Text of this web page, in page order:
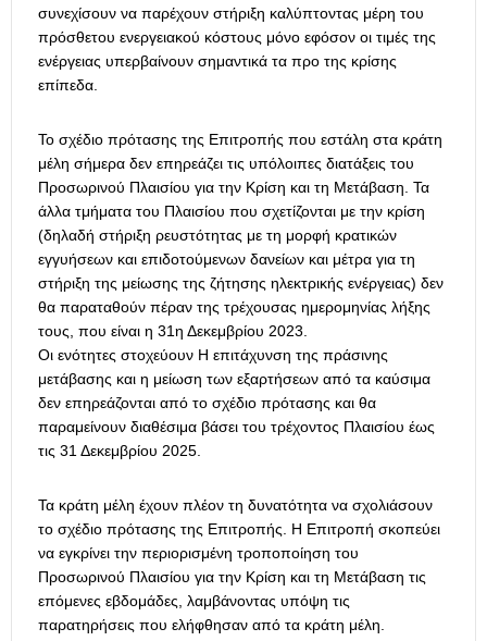
συνεχίσουν να παρέχουν στήριξη καλύπτοντας μέρη του
πρόσθετου ενεργειακού κόστους μόνο εφόσον οι τιμές της
ενέργειας υπερβαίνουν σημαντικά τα προ της κρίσης
επίπεδα.
Το σχέδιο πρότασης της Επιτροπής που εστάλη στα κράτη
μέλη σήμερα δεν επηρεάζει τις υπόλοιπες διατάξεις του
Προσωρινού Πλαισίου για την Κρίση και τη Μετάβαση. Τα
άλλα τμήματα του Πλαισίου που σχετίζονται με την κρίση
(δηλαδή στήριξη ρευστότητας με τη μορφή κρατικών
εγγυήσεων και επιδοτούμενων δανείων και μέτρα για τη
στήριξη της μείωσης της ζήτησης ηλεκτρικής ενέργειας) δεν
θα παραταθούν πέραν της τρέχουσας ημερομηνίας λήξης
τους, που είναι η 31η Δεκεμβρίου 2023.
Οι ενότητες στοχεύουν Η επιτάχυνση της πράσινης
μετάβασης και η μείωση των εξαρτήσεων από τα καύσιμα
δεν επηρεάζονται από το σχέδιο πρότασης και θα
παραμείνουν διαθέσιμα βάσει του τρέχοντος Πλαισίου έως
τις 31 Δεκεμβρίου 2025.
Τα κράτη μέλη έχουν πλέον τη δυνατότητα να σχολιάσουν
το σχέδιο πρότασης της Επιτροπής. Η Επιτροπή σκοπεύει
να εγκρίνει την περιορισμένη τροποποίηση του
Προσωρινού Πλαισίου για την Κρίση και τη Μετάβαση τις
επόμενες εβδομάδες, λαμβάνοντας υπόψη τις
παρατηρήσεις που ελήφθησαν από τα κράτη μέλη.